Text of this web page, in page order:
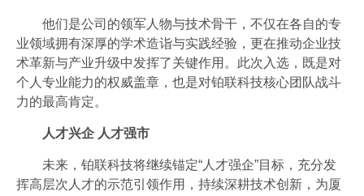
他们是公司的领军人物与技术骨干，不仅在各自的专
业领域拥有深厚的学术造诣与实践经验，更在推动企业技
术革新与产业升级中发挥了关键作用。此次入选，既是对
个人专业能力的权威盖章，也是对铂联科技核心团队战斗
力的最高肯定。
人才兴企 人才强市
未来，铂联科技将继续锚定“人才强企”目标，充分发
挥高层次人才的示范引领作用，持续深耕技术创新，为厦